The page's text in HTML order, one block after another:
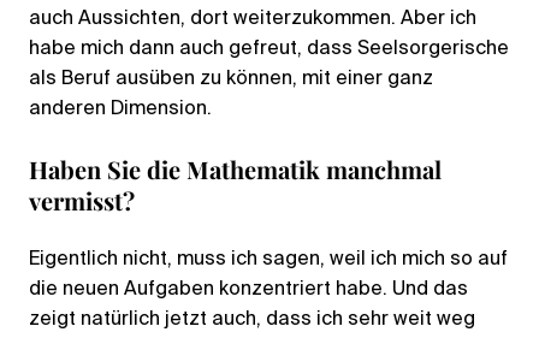
auch Aussichten, dort weiterzukommen. Aber ich
habe mich dann auch gefreut, dass Seelsorgerische
als Beruf ausüben zu können, mit einer ganz
anderen Dimension.
Haben Sie die Mathematik manchmal
vermisst?
Eigentlich nicht, muss ich sagen, weil ich mich so auf
die neuen Aufgaben konzentriert habe. Und das
zeigt natürlich jetzt auch, dass ich sehr weit weg